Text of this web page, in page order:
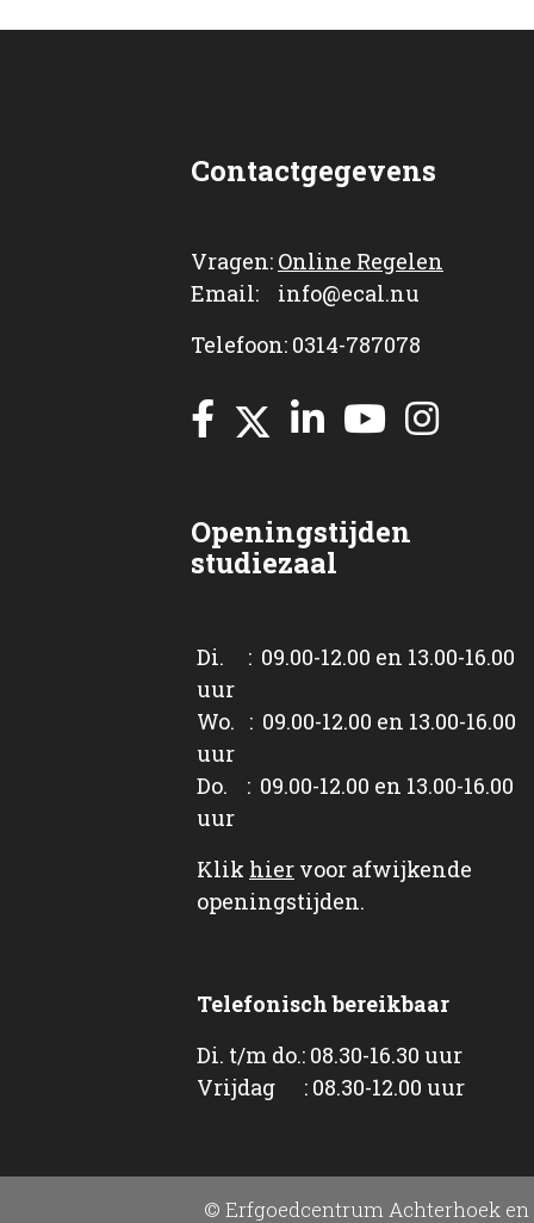
Contactgegevens
Vragen: Online Regelen
Email: info@ecal.nu
Telefoon: 0314-787078
Openingstijden
studiezaal
Di. : 09.00-12.00 en 13.00-16.00
uur
Wo. : 09.00-12.00 en 13.00-16.00
uur
Do. : 09.00-12.00 en 13.00-16.00
uur
Klik hier voor afwijkende
openingstijden.
Telefonisch bereikbaar
Di. t/m do.: 08.30-16.30 uur
Vrijdag : 08.30-12.00 uur
© Erfgoedcentrum Achterhoek en